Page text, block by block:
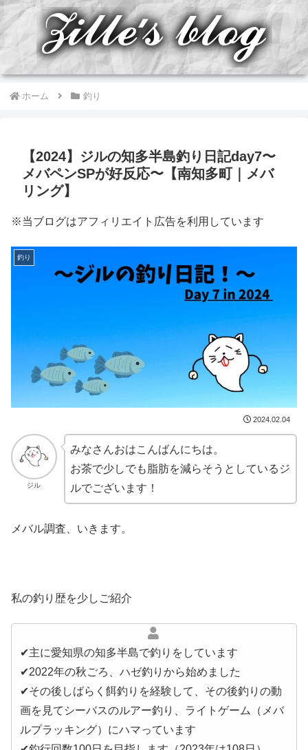
ホーム 釣り
【2024】ジルの知多半島釣り日記day7〜
メバペンSPが好反応〜【南知多町｜メバ
リング】
※当ブログはアフィリエイト広告を利用しています
釣り
2024.02.04
ジル
みなさんおはこんばんにちは。
お茶で少しでも脂肪を減らそうとしているジ
ルでございます！
メバル調査、いきます。
私の釣り歴を少しご紹介
✔︎主に愛知県の知多半島で釣りをしています
✔︎2022年の秋ごろ、ハゼ釣りから始めました
✔︎その後しばらく餌釣りを経験して、その後釣りの動
画を見てシーバスのルアー釣り、ライトゲーム（メバ
ルプラッキング）にハマっています